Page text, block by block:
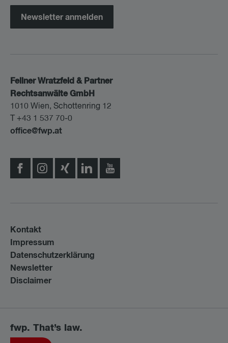
Newsletter anmelden
Fellner Wratzfeld & Partner
Rechtsanwälte GmbH
1010 Wien, Schottenring 12
T +43 1 537 70-0
office@fwp.at
Kontakt
Impressum
Datenschutzerklärung
Newsletter
Disclaimer
fwp. That’s law.